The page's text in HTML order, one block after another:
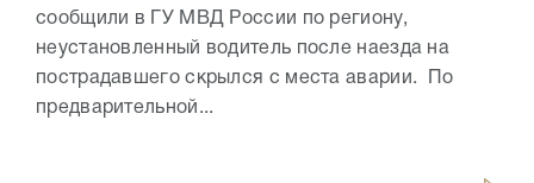
сообщили в ГУ МВД России по региону,
неустановленный водитель после наезда на
пострадавшего скрылся с места аварии. По
предварительной...